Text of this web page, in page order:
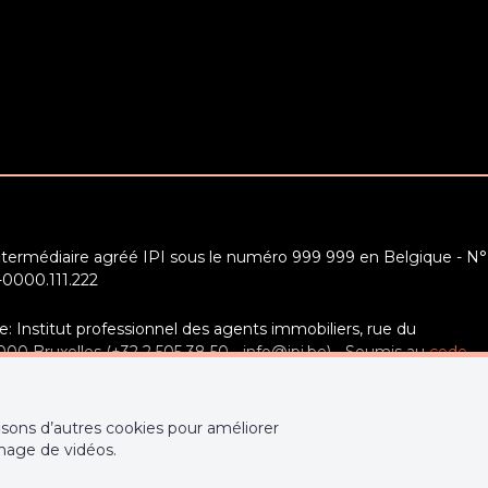
d’autres cookies pour améliorer
de vidéos.
agréé IPI sous le numéro 999 999 en Belgique - N°
Institut professionnel des agents immobiliers, rue du
Bruxelles (+32 2 505 38 50 - info@ipi.be) - Soumis aucode
cautionnement via AXA Belgium SA, Place du Trône 1, 1000
Couverture valable pour les activités réalisées en